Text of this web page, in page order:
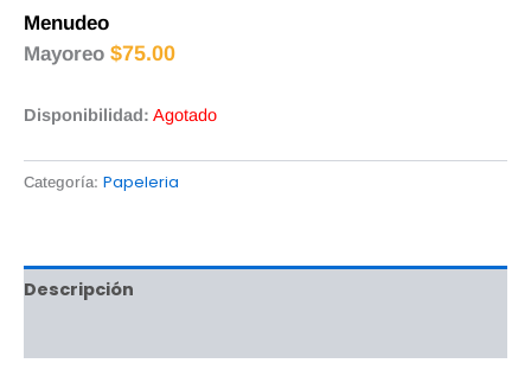
Menudeo
Mayoreo $75.00
Disponibilidad: Agotado
Categoría: Papeleria
Descripción